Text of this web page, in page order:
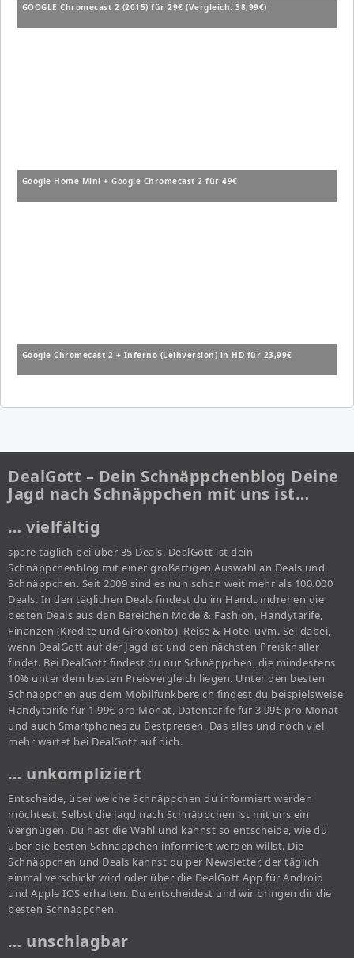
GOOGLE Chromecast 2 (2015) für 29€ (Vergleich: 38,99€)
Google Home Mini + Google Chromecast 2 für 49€
Google Chromecast 2 + Inferno (Leihversion) in HD für 23,99€
DealGott – Dein Schnäppchenblog Deine
Jagd nach Schnäppchen mit uns ist…
… vielfältig
spare täglich bei über 35 Deals. DealGott ist dein
Schnäppchenblog mit einer großartigen Auswahl an Deals und
Schnäppchen. Seit 2009 sind es nun schon weit mehr als 100.000
Deals. In den täglichen Deals findest du im Handumdrehen die
besten Deals aus den Bereichen Mode & Fashion, Handytarife,
Finanzen (Kredite und Girokonto), Reise & Hotel uvm. Sei dabei,
wenn DealGott auf der Jagd ist und den nächsten Preisknaller
findet. Bei DealGott findest du nur Schnäppchen, die mindestens
10% unter dem besten Preisvergleich liegen. Unter den besten
Schnäppchen aus dem Mobilfunkbereich findest du beispielsweise
Handytarife für 1,99€ pro Monat, Datentarife für 3,99€ pro Monat
und auch Smartphones zu Bestpreisen. Das alles und noch viel
mehr wartet bei DealGott auf dich.
… unkompliziert
Entscheide, über welche Schnäppchen du informiert werden
möchtest. Selbst die Jagd nach Schnäppchen ist mit uns ein
Vergnügen. Du hast die Wahl und kannst so entscheide, wie du
über die besten Schnäppchen informiert werden willst. Die
Schnäppchen und Deals kannst du per Newsletter, der täglich
einmal verschickt wird oder über die DealGott App für Android
und Apple IOS erhalten. Du entscheidest und wir bringen dir die
besten Schnäppchen.
… unschlagbar